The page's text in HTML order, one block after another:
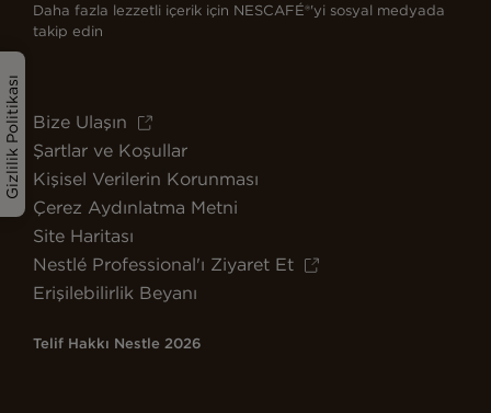
Gizlilik Politikası
Daha fazla lezzetli içerik için NESCAFÉ®'yi sosyal medyada
takip edin
Bize Ulaşın
Şartlar ve Koşullar
Kişisel Verilerin Korunması
Çerez Aydınlatma Metni
Site Haritası
Nestlé Professional'ı Ziyaret Et
Erişilebilirlik Beyanı
Telif Hakkı Nestle 2026